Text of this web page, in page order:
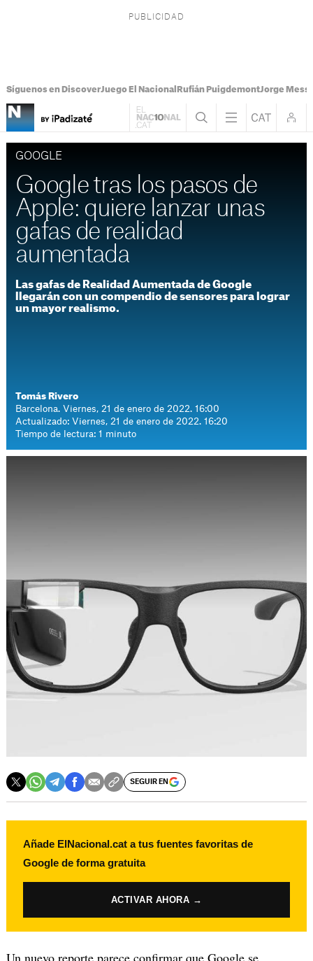
Síguenos en DiscoverJuego El Nacional Rufián PuigdemontJorge Messi
GOOGLE
Google tras los pasos de
Apple: quiere lanzar unas
gafas de realidad
aumentada
Las gafas de Realidad Aumentada de Google
llegarán con un compendio de sensores para lograr
un mayor realismo.
Tomás Rivero
Barcelona. Viernes, 21 de enero de 2022. 16:00
Actualizado: Viernes, 21 de enero de 2022. 16:20
Tiempo de lectura: 1 minuto
SEGUIR EN
Añade ElNacional.cat a tus fuentes favoritas de
Google de forma gratuita
ACTIVAR AHORA →